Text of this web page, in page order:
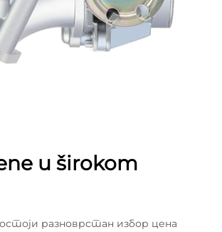
u širokom
разноврстан избор цена